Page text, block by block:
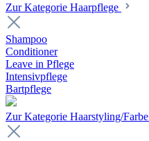
Zur Kategorie Haarpflege
Shampoo
Conditioner
Leave in Pflege
Intensivpflege
Bartpflege
Zur Kategorie Haarstyling/Farbe